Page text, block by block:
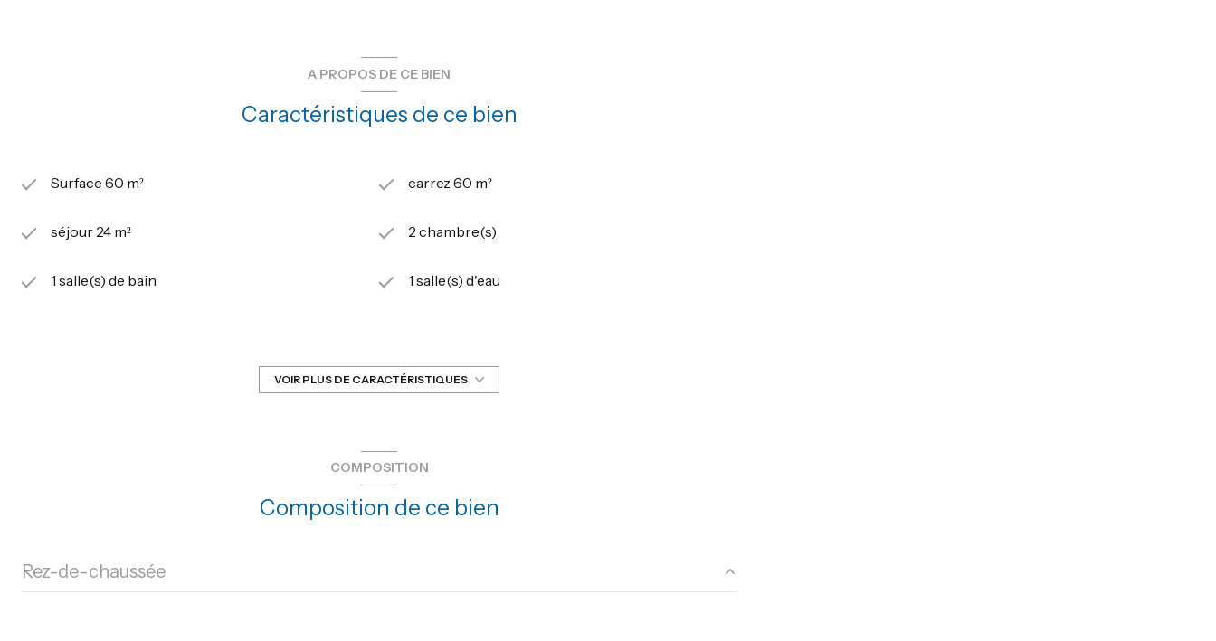
A PROPOS DE CE BIEN
Caractéristiques de ce bien
Surface 60 m² carrez 60 m²
séjour 24 m² 2 chambre(s)
1 salle(s) de bain 1 salle(s) d'eau
Chauffage individuel : radiateur (gaz) exposition Est
ascenseur
accès handicapé
VOIR PLUS DE CARACTÉRISTIQUES
COMPOSITION
Composition de ce bien
Rez-de-chaussée